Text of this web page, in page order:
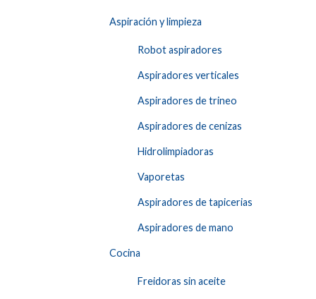
Aspiración y limpieza
Robot aspiradores
Aspiradores verticales
Aspiradores de trineo
Aspiradores de cenizas
Hidrolimpiadoras
Vaporetas
Aspiradores de tapicerias
Aspiradores de mano
Cocina
Freidoras sin aceite